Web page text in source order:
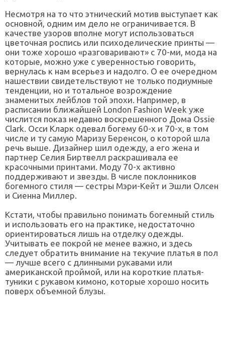
Несмотря на то что этнический мотив выступает как
основной, одним им дело не ограничивается. В
качестве узоров вполне могут использоваться
цветочная роспись или психоделические принты —
они тоже хорошо «разговаривают» с 70-ми, мода на
которые, можно уже с уверенностью говорить,
вернулась к нам всерьез и надолго. О ее очередном
нашествии свидетельствуют не только подиумные
тенденции, но и тотальное возрождение
знаменитых лейблов той эпохи. Например, в
расписании ближайшей London Fashion Week уже
числится показ недавно воскрешенного Дома Ossie
Clark. Осси Кларк одевал богему 60-х и 70-х, в том
числе и ту самую Маризу Беренсон, о которой шла
речь выше. Дизайнер шил одежду, а его жена и
партнер Селия Биртвелл раскрашивала ее
красочными принтами. Моду 70-х активно
поддерживают и звезды. В числе поклонников
богемного стиля — сестры Мэри-Кейт и Эшли Олсен
и Сиенна Миллер.
Кстати, чтобы правильно понимать богемный стиль
и использовать его на практике, недостаточно
ориентироваться лишь на отделку одежды.
Учитывать ее покрой не менее важно, и здесь
следует обратить внимание на текучие платья в пол
— лучше всего с длинными рукавами или
американской проймой, или на короткие платья-
туники с рукавом кимоно, которые хорошо носить
поверх объемной блузы.